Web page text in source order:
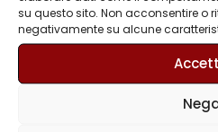
su questo sito. Non acconsentire o
negativamente su alcune
nell’operato de Gli
appoggio non solo in
anche per
interne o trasporti
o sgombero di